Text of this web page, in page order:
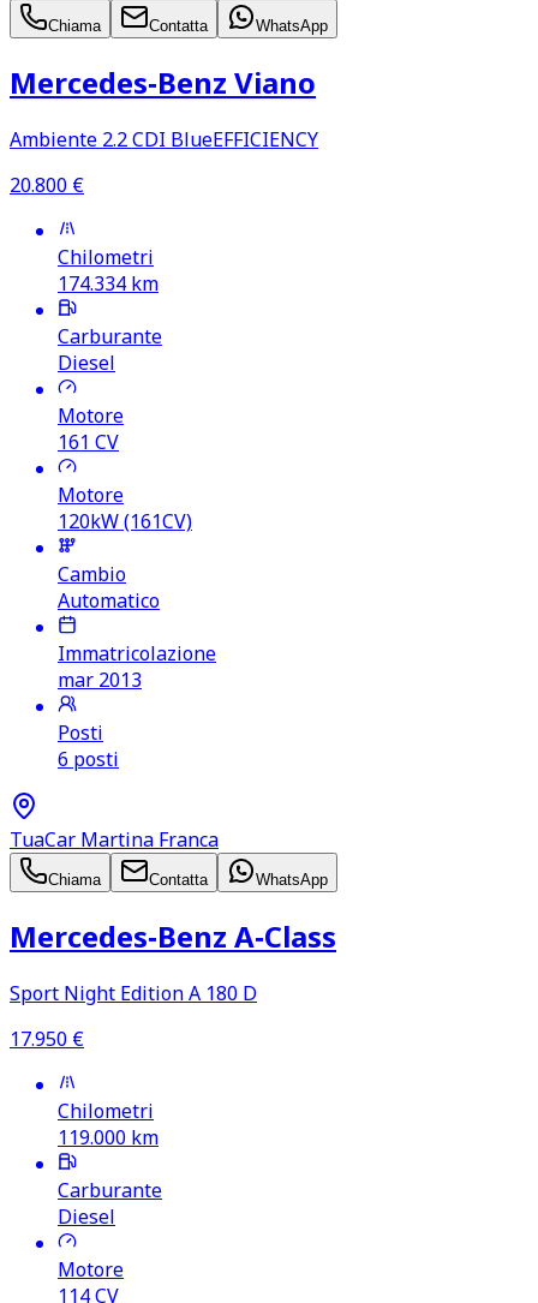
Chiama Contatta WhatsApp
Mercedes‑Benz Viano
Ambiente 2.2 CDI BlueEFFICIENCY
20.800 €
Chilometri
174.334 km
Carburante
Diesel
Motore
161 CV
Motore
120kW (161CV)
Cambio
Automatico
Immatricolazione
mar 2013
Posti
6 posti
TuaCar Martina Franca
Chiama Contatta WhatsApp
Mercedes‑Benz A‑Class
Sport Night Edition A 180 D
17.950 €
Chilometri
119.000 km
Carburante
Diesel
Motore
114CV